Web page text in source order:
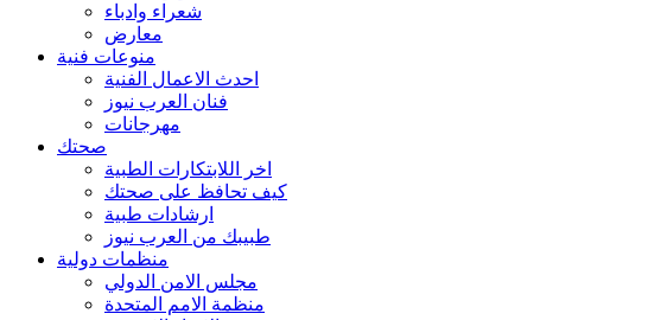
شعراء وادباء
معارض
منوعات فنية
احدث الاعمال الفنية
فنان العرب نيوز
مهرجانات
صحتك
اخر اللابتكارات الطبية
كيف تحافظ على صحتك
ارشادات طبية
طبيبك من العرب نيوز
منظمات دولية
مجلس الامن الدولي
منظمة الامم المتحدة